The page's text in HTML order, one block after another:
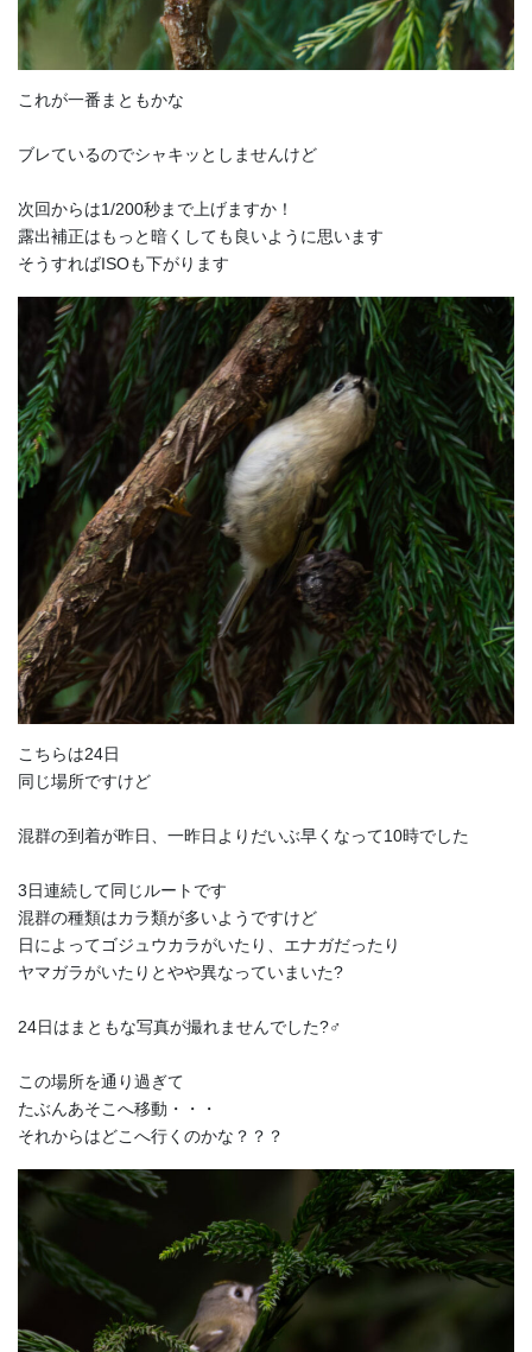
これが一番まともかな
ブレているのでシャキッとしませんけど
次回からは1/200秒まで上げますか！
露出補正はもっと暗くしても良いように思います
そうすればISOも下がります
こちらは24日
同じ場所ですけど
混群の到着が昨日、一昨日よりだいぶ早くなって10時でした
3日連続して同じルートです
混群の種類はカラ類が多いようですけど
日によってゴジュウカラがいたり、エナガだったり
ヤマガラがいたりとやや異なっていまいた?
24日はまともな写真が撮れませんでした?‍♂️
この場所を通り過ぎて
たぶんあそこへ移動・・・
それからはどこへ行くのかな？？？